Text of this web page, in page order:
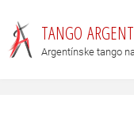
TANGO ARGENT
Argentínske tango